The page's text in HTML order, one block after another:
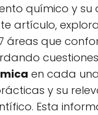
químico y su
artículo,
áreas que
en cada
y su
Esta